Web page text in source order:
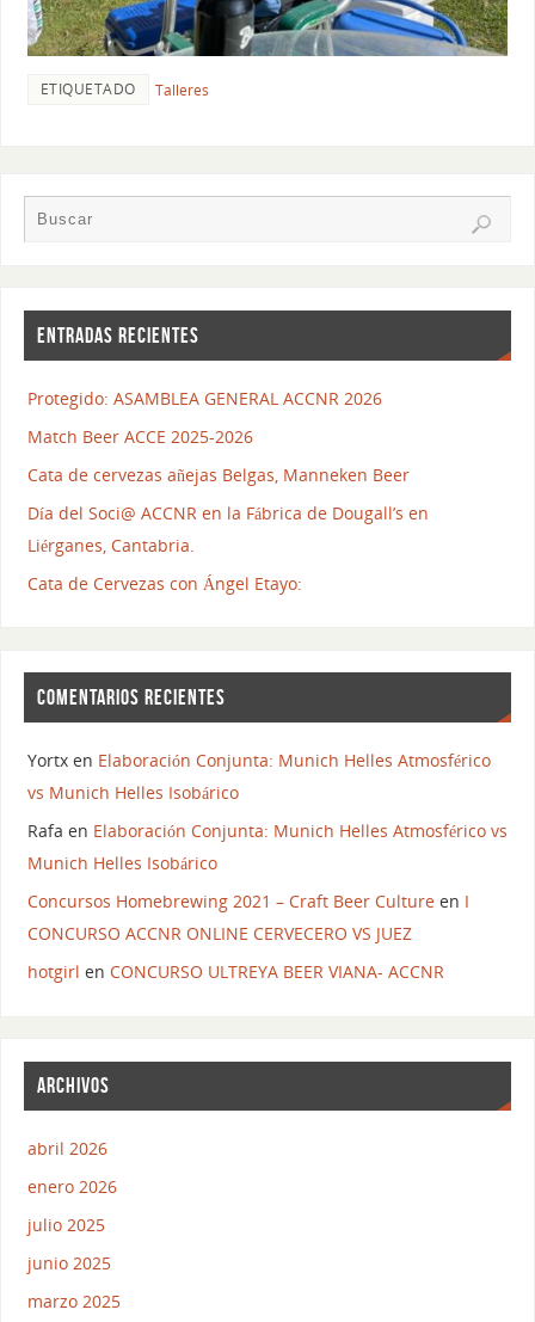
ETIQUETADO Talleres
ENTRADAS RECIENTES
Protegido: ASAMBLEA GENERAL ACCNR 2026
Match Beer ACCE 2025-2026
Cata de cervezas añejas Belgas, Manneken Beer
Día del Soci@ ACCNR en la Fábrica de Dougall’s en
Liérganes, Cantabria.
Cata de Cervezas con Ángel Etayo:
COMENTARIOS RECIENTES
Yortxen Elaboración Conjunta: Munich Helles Atmosférico
vs Munich Helles Isobárico
Rafa en Elaboración Conjunta: Munich Helles Atmosférico vs
Munich Helles Isobárico
Concursos Homebrewing 2021 – Craft Beer Cultureen I
CONCURSO ACCNR ONLINE CERVECERO VS JUEZ
hotgirl en CONCURSO ULTREYA BEER VIANA- ACCNR
ARCHIVOS
abril 2026
enero 2026
julio 2025
junio 2025
marzo 2025